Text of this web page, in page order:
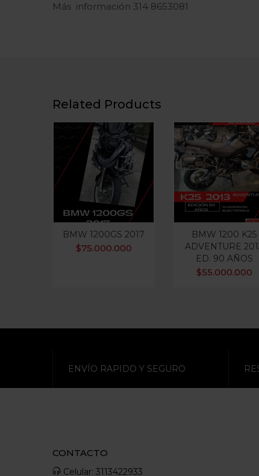
Más información 314 8653081
Related Products
BMW 1200GS 2017
$75.000.000
BMW 1200 K25
ADVENTURE
ED. 90 AÑOS
$55.000.000
ENVÍO RAPIDO Y SEGURO
CONTACTO
Celular: 3113422933